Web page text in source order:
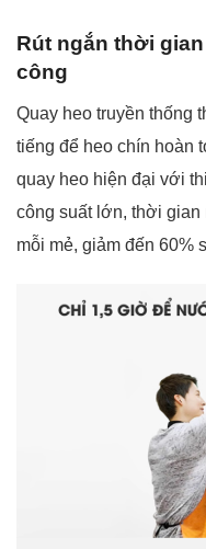
Rút ngắn thời
công
Quay heo truyền thống
tiếng để heo chín hoàn
quay heo hiện đại với
công suất lớn, thời
mỗi mẻ, giảm đến 60%